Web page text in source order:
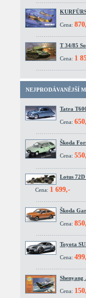
Cena:
T 34/85
Cena: 1
NEJPRODÁVANĚJŠÍ
Tatra
Cena:
Škoda
Cena:
Lotus
Cena: 1 699,-
Škoda
Cena:
Toyota
Cena:
Cena: